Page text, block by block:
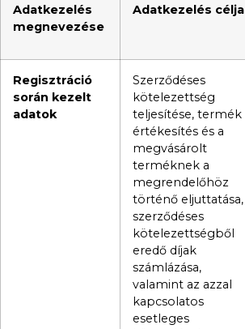
Adatkezelés
megnevezése
Adatkezelés célja
Regisztráció
során kezelt
adatok
Szerződéses
kötelezettség
teljesítése, termék
értékesítés és a
megvásárolt
terméknek a
megrendelőhöz
történő eljuttatása,
szerződéses
kötelezettségből
eredő díjak
számlázása,
valamint az azzal
kapcsolatos
esetleges